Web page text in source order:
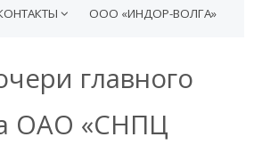
ООО «ИНДОР-ВОЛГА»
главного
ОАО «СНПЦ